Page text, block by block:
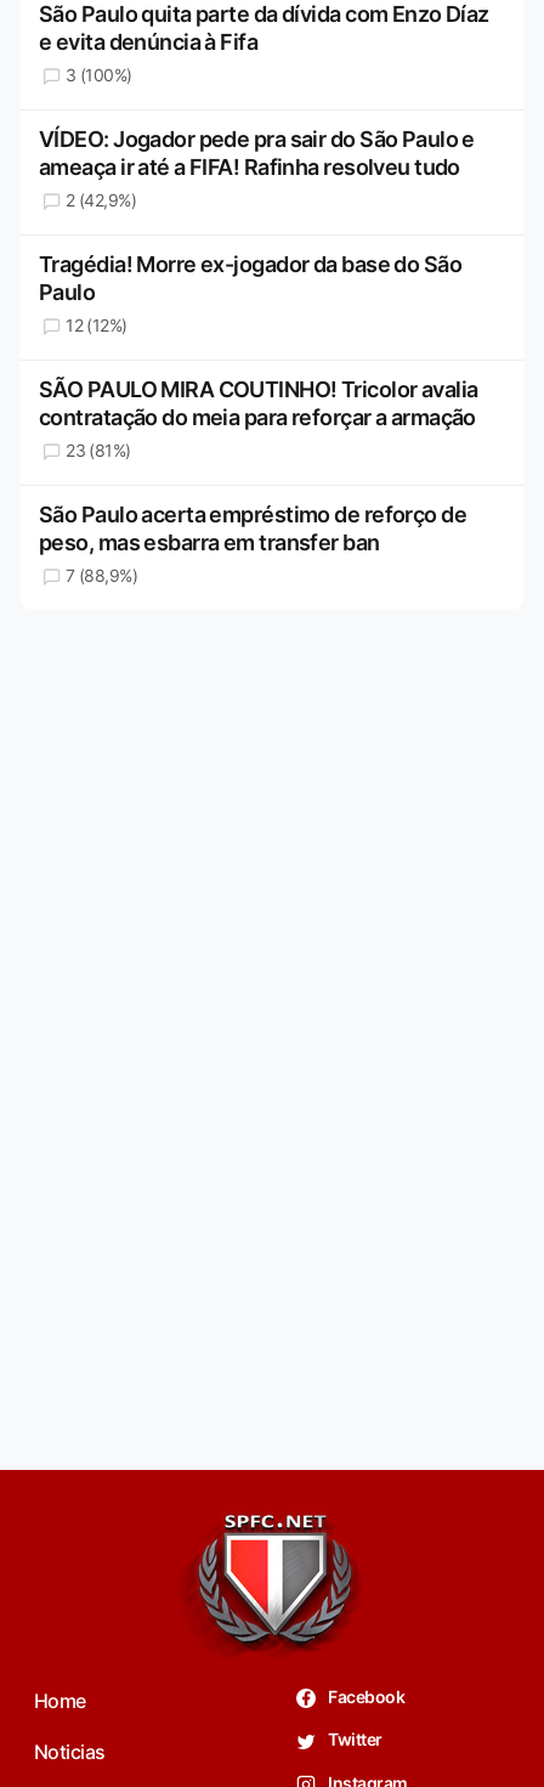
São Paulo quita parte da dívida com Enzo Díaz
e evita denúncia à Fifa
3 (100%)
VÍDEO: Jogador pede pra sair do São Paulo e
ameaça ir até a FIFA! Rafinha resolveu tudo
2 (42,9%)
Tragédia! Morre ex-jogador da base do São
Paulo
12 (12%)
SÃO PAULO MIRA COUTINHO! Tricolor avalia
contratação do meia para reforçar a armação
23 (81%)
São Paulo acerta empréstimo de reforço de
peso, mas esbarra em transfer ban
7 (88,9%)
Home
Noticias
Facebook
Twitter
Instagram